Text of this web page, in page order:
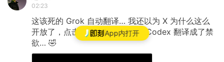
App内打开
02:23
这该死的 Grok 自动翻译… 我还以为 X 为什么这么
开放了，点击查看原文，原来把
Codex 翻译成了禁
欲… 🤣